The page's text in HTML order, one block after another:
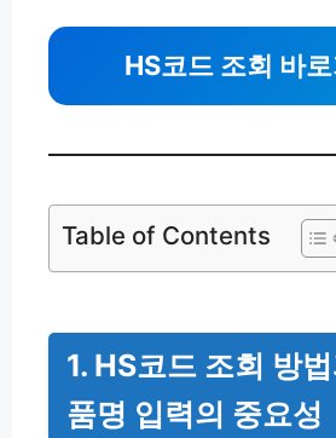
HS코드 조회 바로
Table of Contents
1. HS코드 조회 방
품명 입력의 중요성